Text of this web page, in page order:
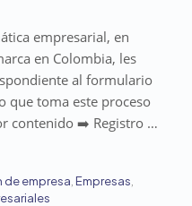
empresarial, en
en Colombia, les
al formulario
que toma este proceso
contenido ➡️ Registro …
de empresa Empresas